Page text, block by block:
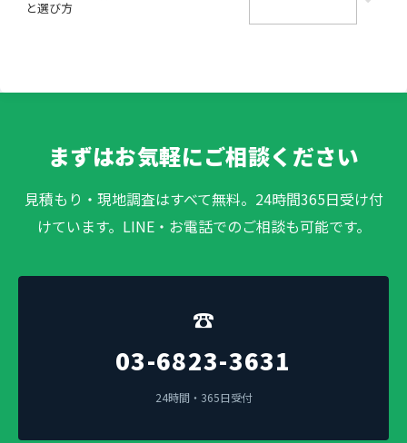
と選び方
まずはお気軽にご相談ください
見積もり・現地調査はすべて無料。24時間365日受け付
けています。LINE・お電話でのご相談も可能です。
☎
03-6823-3631
24時間・365日受付